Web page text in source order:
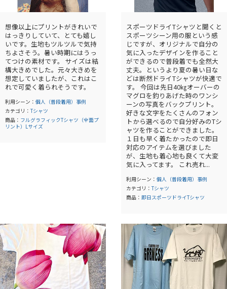
想像以上にプリントがきれいで
はっきりしていて、とても嬉し
いです。生地もツルツルで気持
ちよさそう。暑い時期にはうっ
てつけの素材です。 サイズは結
構大きめでした。元々大きめを
想定していましたが、これはこ
れで可愛く着られそうです。
利用シーン： 個人（普段着用）事例
カテゴリ：Tシャツ
商品： フルグラフィックTシャツ（全面プ
リント）Lサイズ
スポーツドライTシャツと聞くと
スポーツシーン用の服という感
じですが、オリジナルで自分の
気に入ったデザインを作ること
ができるので普段着でも全然大
丈夫。というより夏の暑い日な
どは断然ドライTシャツが快適で
す。 今回は先日40㎏オーバーの
マグロを釣りあげた時のワンシ
ーンの写真をバックプリント。
好きな文字をたくさんのフォン
トから選べるので自分好みのTシ
ャツを作ることができました。
１日も早く着たかったので即日
対応のアイテムを選びました
が、生地も着心地も良くて大変
気に入ってます。 これ売れ...
利用シーン： 個人（普段着用）事例
カテゴリ：Tシャツ
商品： 即日スポーツドライTシャツ